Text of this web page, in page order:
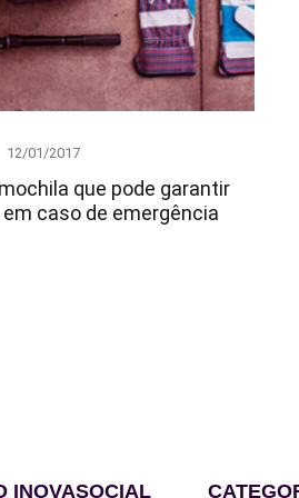
Posted
12/01/2017
que pode garantir
caso de emergência
INOVASOCIAL